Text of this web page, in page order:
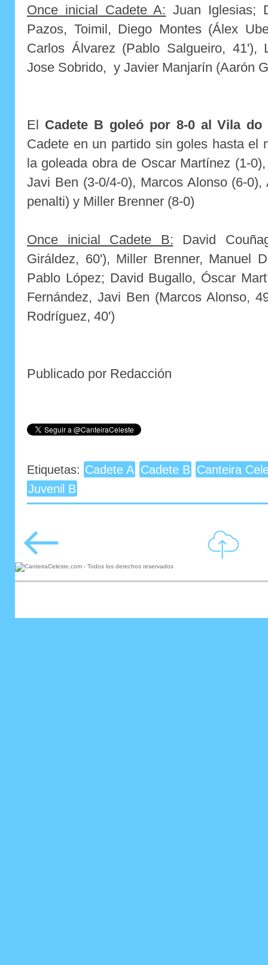
Once inicial Cadete A: Juan Iglesias;
Pazos, Toimil, Diego Montes (Álex
Carlos Álvarez (Pablo Salgueiro, 41'),
Jose Sobrido, y Javier Manjarín (Aarón
El Cadete B goleó por 8-0 al Vila do
Cadete en un partido sin goles hasta el
la goleada obra de Oscar Martínez (1-
Javi Ben (3-0/4-0), Marcos Alonso (6-
penalti) y Miller Brenner (8-0)
Once inicial Cadete B: David
Giráldez, 60'), Miller Brenner, Manuel
Pablo López; David Bugallo, Óscar
Fernández, Javi Ben (Marcos Alonso,
Rodríguez, 40')
Publicado por Redacción
Etiquetas: Cadete A Cadete B Canteira
Juvenil B